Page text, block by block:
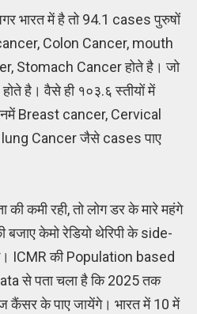
में है तो 94.1 cases पुरुषों
Colon Cancer, mouth
Stomach Cancer होते है। जो
है। वैसे ही १०३.६ स्तीयों में
Breast cancer, Cervical
Cancer जैसे cases पाए
कमी रही, तो लोग डर के मारे महंगे
बजाए केमो रेडियो थेरिपी के side-
ICMR की Population based
से पता चला है कि 2025 तक
कैंसर के पाए जायेंगे। भारत में 10 में